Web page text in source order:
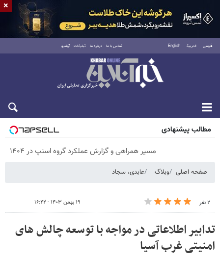
فارسی العربية English تماس با ما درباره ما تبلیغات آرشیو
پنجشنبه ۱۵ مرداد ۱۴۰۵
مطالب پیشنهادی
مسیر همراهی و گزارش عملکرد گروه اسنپ در ۱۴۰۴
صفحه اصلی وبلاگ عابدی، سجاد
۲ نفر ۱۹ بهمن ۱۴۰۳ - ۱۶:۴۲
تدابیر اطلاعاتی در مواجه با توسعه چالش های
امنیتی غرب آسیا
×